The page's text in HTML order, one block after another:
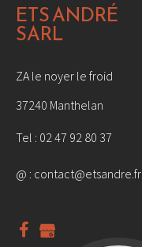
ETS ANDRÉ
SARL
ZA le noyer le froid
37240 Manthelan
Tel : 02 47 92 80 37
@ : contact@etsandre.fr